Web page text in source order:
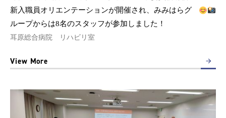
新入職員オリエンテーションが開催され、みみはらグ
ループからは8名のスタッフが参加しました！
耳原総合病院 リハビリ室
View More